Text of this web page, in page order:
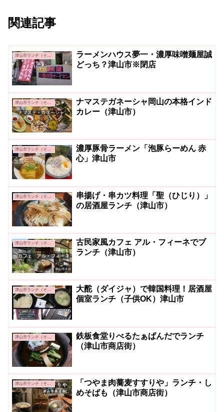
関連記事
津山市ランチ（その他）
ラーメンハウス夢一・濃厚味噌麺屋誠
どっち？津山市※閉店
ナマステガネーシャ岡山の本格インド
カレー（津山市）
津山市ランチ（その他）
濃厚豚骨ラーメン「泡豚らーめん 赤
心」津山市
串揚げ・串カツ料理「聖（ひじり）」
の居酒屋ランチ（津山市）
津山市ランチ（その他）
古民家風カフェ アル・フィーネでブ
ランチ（津山市）
津山市ランチ（その他）
大酡（ダイジャ）で韓国料理！居酒屋
個室ランチ（子供OK）津山市
鉄板食堂りべるたぁぱんだでランチ
（津山市商店街）
津山市ランチ（その他）
「つやま肉蕎麦すすりや」ランチ・し
めそばも（津山市商店街）